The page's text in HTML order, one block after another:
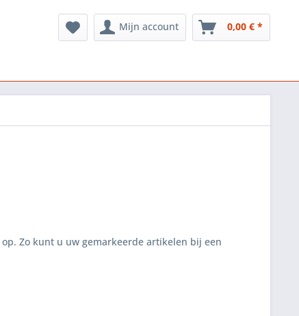
Mijn account 0,00 € *
Zo kunt u uw gemarkeerde artikelen bij een